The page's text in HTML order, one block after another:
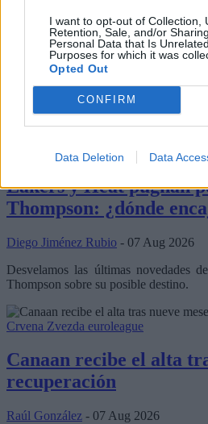
I want to opt-out of Collection,
Retention, Sale, and/or
Personal Data that Is
Purposes for which it was
Opted Out
CONFIRM
Data Deletion Data
Peyton Watson, entre
Cavaliers: el dilema de
Diego Jiménez Rubio
El jugador de los Nuggets es uno de
mercado y una nueva franquicia ha
Klay Thompson los angeles lakers
Lakers y Heat pugnan
Thompson: ¿dónde
Diego Jiménez Rubio - 07 Aug 2026
Desvelamos las últimas novedades
Thompson sobre su posible destino.
Crvena Zvezda euroleague
Canaan recibe el alta
recuperación
Raúl González - 07 Aug 2026